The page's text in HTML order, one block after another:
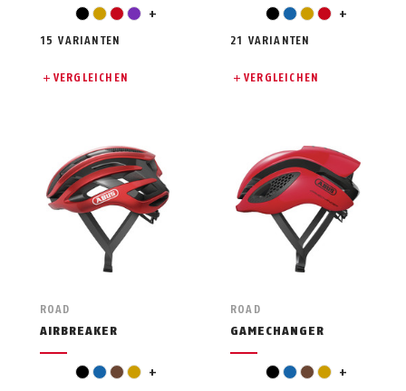
schwarz
gold
rotviolett
weiß +
15 VARIANTEN
VERGLEICHEN
schwarz
blaugold
rot
violett +
21 VARIANTEN
VERGLEICHEN
ROAD
AIRBREAKER
schwarz
blaubraungold
grün +
ROAD
GAMECHANGER
schwarz
blaubraungold
grün +